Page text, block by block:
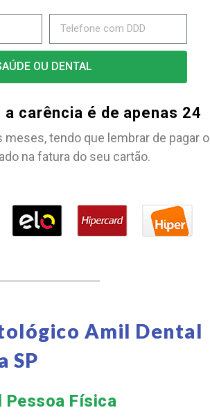
OU DENTAL
a carência é de apenas 24
tendo que lembrar de pagar o
na fatura do seu cartão.
Amil Dental
SP
Pessoa Física​